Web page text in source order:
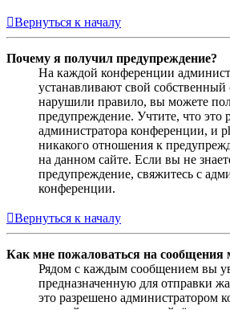
Вернуться к началу
Почему я получил предупреждение?
На каждой конференции
устанавливают свой
нарушили правило, вы можете
предупреждение. Учтите, что это
администратора конференции, и
никакого отношения к
на данном сайте. Если вы не
предупреждение, свяжитесь с
конференции.
Вернуться к началу
Как мне пожаловаться на сообщения
Рядом с каждым сообщением вы
предназначенную для отправки
это разрешено администратором